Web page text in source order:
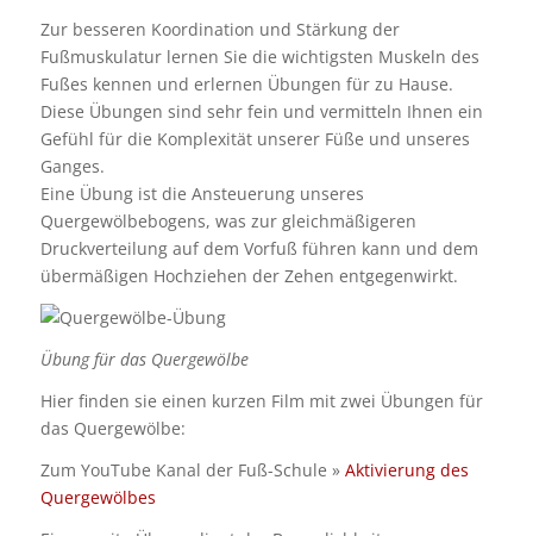
Zur besseren Koordination und Stärkung der
Fußmuskulatur lernen Sie die wichtigsten Muskeln des
Fußes kennen und erlernen Übungen für zu Hause.
Diese Übungen sind sehr fein und vermitteln Ihnen ein
Gefühl für die Komplexität unserer Füße und unseres
Ganges.
Eine Übung ist die Ansteuerung unseres
Quergewölbebogens, was zur gleichmäßigeren
Druckverteilung auf dem Vorfuß führen kann und dem
übermäßigen Hochziehen der Zehen entgegenwirkt.
Übung für das Quergewölbe
Hier finden sie einen kurzen Film mit zwei Übungen für
das Quergewölbe:
Zum YouTube Kanal der Fuß-Schule » Aktivierung des
Quergewölbes